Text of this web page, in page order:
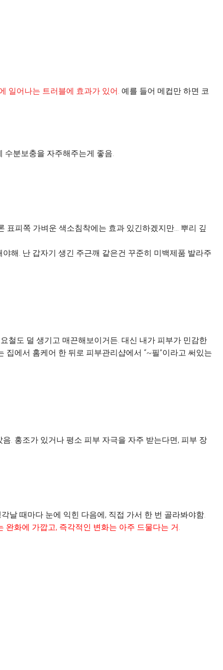
일어나는 트러블에 효과가 있어. 예를 들어 메컵만 하면 코
수분보충을 자주해주는게 좋음.
피쪽 가벼운 색소침착에는 효과 있긴하겠지만... 뿌리 깊
해. 난 갑자기 생긴 주근깨 같은건 꾸준히 미백제품 발라주
철도 덜 생기고 매끈해보이거든. 대신 내가 피부가 민감한
에서 홈케어 한 뒤로 피부관리샵에서 “~필”이라고 써있는
. 홍조가 있거나 평소 피부 자극을 자주 받는다면, 피부 장
날 때마다 눈에 익힌 다음에, 직접 가서 한 번 골라봐야함.
완화에 가깝고, 즉각적인 변화는 아주 드물다는 거.